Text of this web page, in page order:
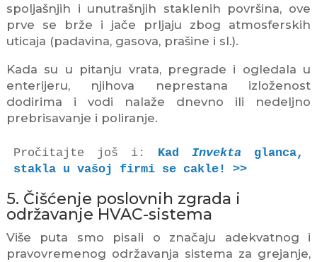
spoljašnjih i unutrašnjih staklenih površina, ove
prve se brže i jače prljaju zbog atmosferskih
uticaja (padavina, gasova, prašine i sl.).
Kada su u pitanju vrata, pregrade i ogledala u
enterijeru, njihova neprestana izloženost
dodirima i vodi nalaže dnevno ili nedeljno
prebrisavanje i poliranje.
Pročitajte još i: Kad Invekta glanca,
stakla u vašoj firmi se cakle! >>
5. Čišćenje poslovnih zgrada i
održavanje HVAC-sistema
Više puta smo pisali o značaju adekvatnog i
pravovremenog održavanja sistema za grejanje,